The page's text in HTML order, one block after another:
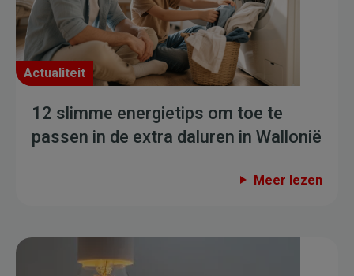
Actualiteit
12 slimme energietips om toe te
passen in de extra daluren in Wallonië
Meer lezen